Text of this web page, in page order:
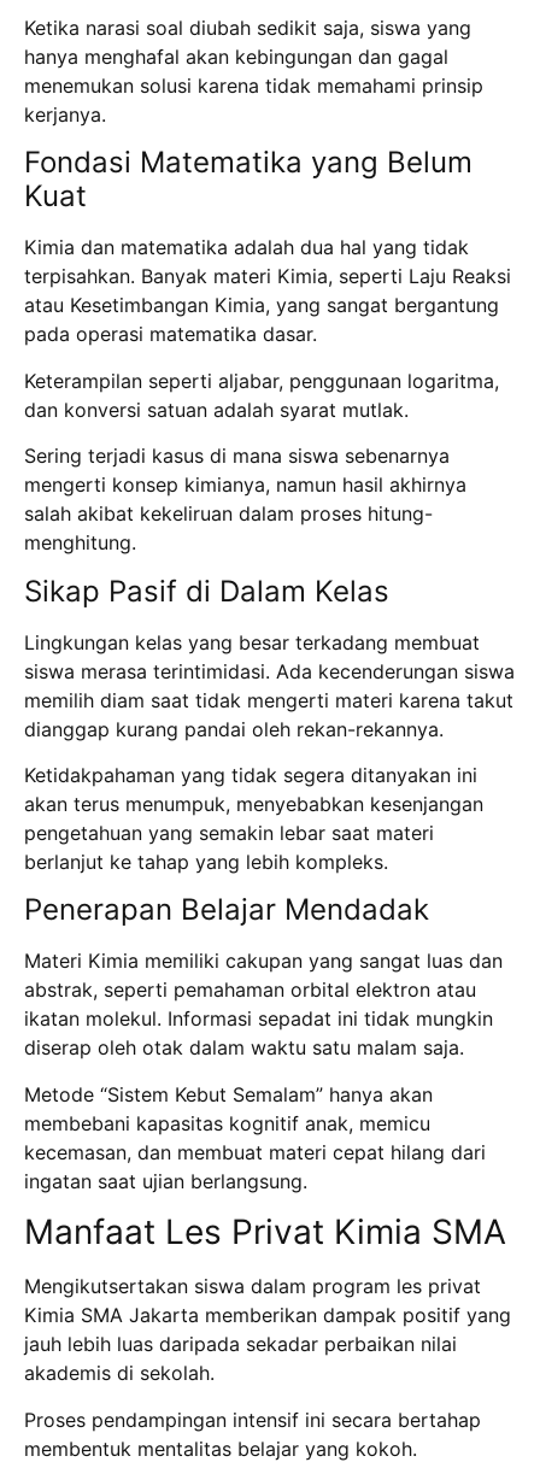
Ketika narasi soal diubah sedikit saja, siswa yang
hanya menghafal akan kebingungan dan gagal
menemukan solusi karena tidak memahami prinsip
kerjanya.
Fondasi Matematika yang Belum
Kuat
Kimia dan matematika adalah dua hal yang tidak
terpisahkan. Banyak materi Kimia, seperti Laju Reaksi
atau Kesetimbangan Kimia, yang sangat bergantung
pada operasi matematika dasar.
Keterampilan seperti aljabar, penggunaan logaritma,
dan konversi satuan adalah syarat mutlak.
Sering terjadi kasus di mana siswa sebenarnya
mengerti konsep kimianya, namun hasil akhirnya
salah akibat kekeliruan dalam proses hitung-
menghitung.
Sikap Pasif di Dalam Kelas
Lingkungan kelas yang besar terkadang membuat
siswa merasa terintimidasi. Ada kecenderungan siswa
memilih diam saat tidak mengerti materi karena takut
dianggap kurang pandai oleh rekan-rekannya.
Ketidakpahaman yang tidak segera ditanyakan ini
akan terus menumpuk, menyebabkan kesenjangan
pengetahuan yang semakin lebar saat materi
berlanjut ke tahap yang lebih kompleks.
Penerapan Belajar Mendadak
Materi Kimia memiliki cakupan yang sangat luas dan
abstrak, seperti pemahaman orbital elektron atau
ikatan molekul. Informasi sepadat ini tidak mungkin
diserap oleh otak dalam waktu satu malam saja.
Metode “Sistem Kebut Semalam” hanya akan
membebani kapasitas kognitif anak, memicu
kecemasan, dan membuat materi cepat hilang dari
ingatan saat ujian berlangsung.
Manfaat Les Privat Kimia SMA
Mengikutsertakan siswa dalam program les privat
Kimia SMA Jakarta memberikan dampak positif yang
jauh lebih luas daripada sekadar perbaikan nilai
akademis di sekolah.
Proses pendampingan intensif ini secara bertahap
membentuk mentalitas belajar yang kokoh.